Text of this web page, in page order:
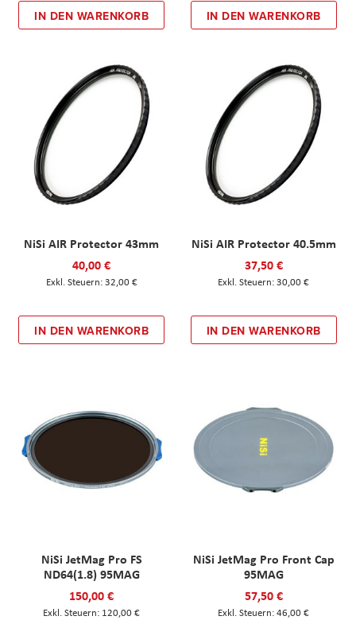
IN DEN WARENKORB IN DEN WARENKORB
NiSi AIR Protector 43mm
40,00 €
32,00 €
IN DEN WARENKORB
NiSi AIR Protector 40.5mm
37,50 €
30,00 €
IN DEN WARENKORB
NiSi JetMag Pro FS
ND64(1.8) 95MAG
150,00 €
120,00 €
NiSi JetMag Pro Front Cap
95MAG
57,50 €
46,00 €